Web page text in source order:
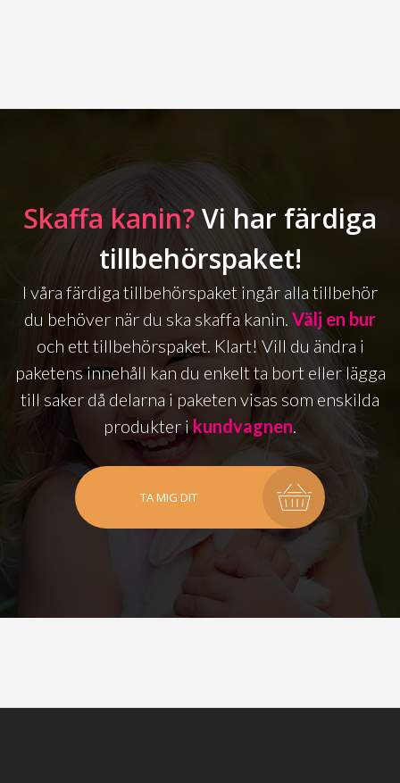
Skaffa kanin?Vi har färdiga
tillbehörspaket!
I våra färdiga tillbehörspaket ingår alla tillbehör
du behöver när du ska skaffa kanin. Välj en bur
och ett tillbehörspaket. Klart! Vill du ändra i
paketens innehåll kan du enkelt ta bort eller lägga
till saker då delarna i paketen visas som enskilda
produkter ikundvagnen.
TA MIG DIT